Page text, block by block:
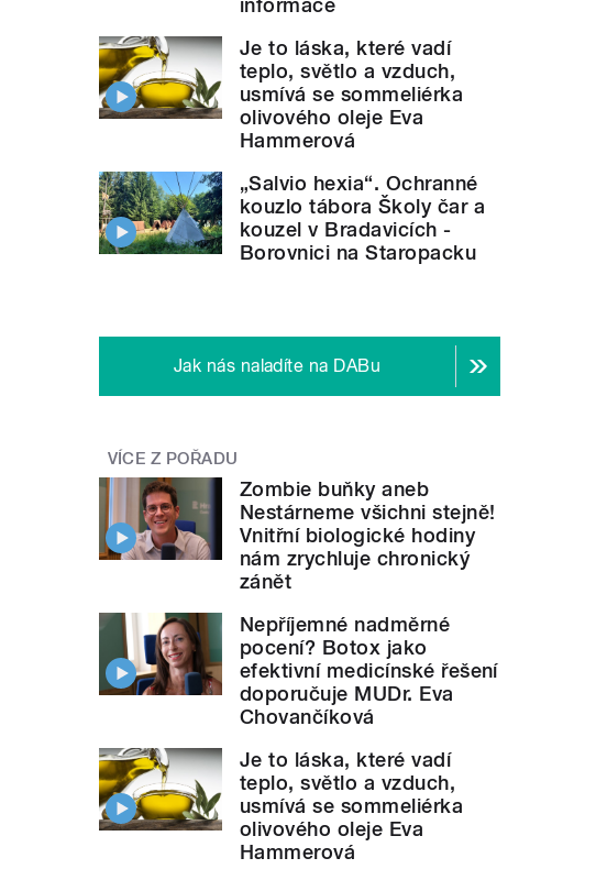
informace
Je to láska, které vadí
teplo, světlo a vzduch,
usmívá se sommeliérka
olivového oleje Eva
Hammerová
„Salvio hexia“. Ochranné
kouzlo tábora Školy čar a
kouzel v Bradavicích -
Borovnici na Staropacku
Jak nás naladíte na DABu
VÍCE Z POŘADU
Zombie buňky aneb
Nestárneme všichni stejně!
Vnitřní biologické hodiny
nám zrychluje chronický
zánět
Nepříjemné nadměrné
pocení? Botox jako
efektivní medicínské řešení
doporučuje MUDr. Eva
Chovančíková
Je to láska, které vadí
teplo, světlo a vzduch,
usmívá se sommeliérka
olivového oleje Eva
Hammerová